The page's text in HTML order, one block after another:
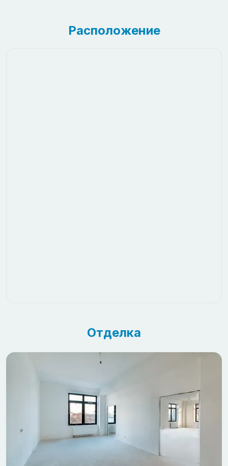
Расположение
Отделка